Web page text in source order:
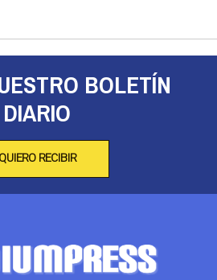
BOLETÍN
DIARIO
QUIERO RECIBIR